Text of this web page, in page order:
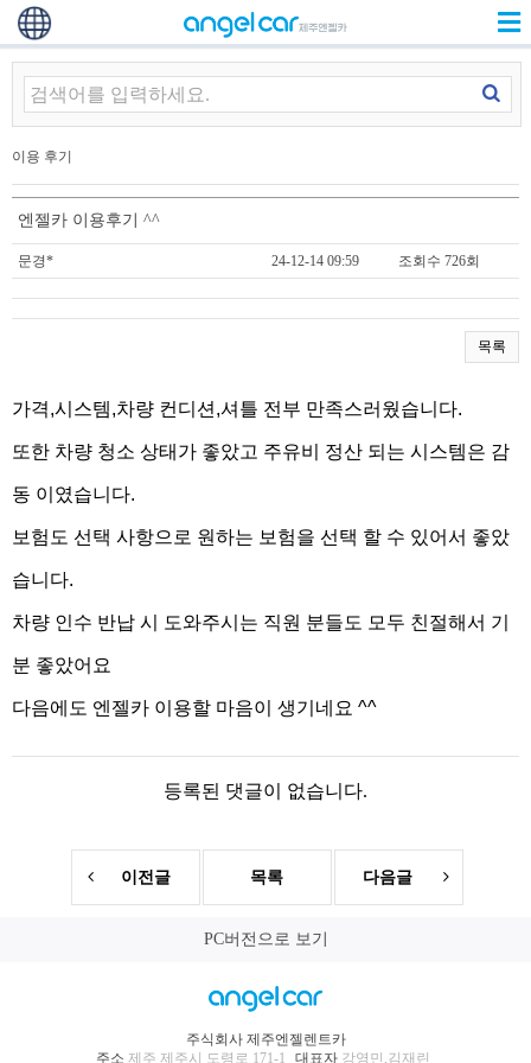
이용 후기
엔젤카 이용후기 ^^
문경* 24-12-14 09:59 조회수 726회
목록
가격,시스템,차량 컨디션,셔틀 전부 만족스러웠습니다.
또한 차량 청소 상태가 좋았고 주유비 정산 되는 시스템은 감
동 이였습니다.
보험도 선택 사항으로 원하는 보험을 선택 할 수 있어서 좋았
습니다.
차량 인수 반납 시 도와주시는 직원 분들도 모두 친절해서 기
분 좋았어요
다음에도 엔젤카 이용할 마음이 생기네요 ^^
등록된 댓글이 없습니다.
이전글 목록 다음글
PC버전으로 보기
주식회사 제주엔젤렌트카
주소 제주 제주시 도령로 171-1 대표자 강영민,김재린